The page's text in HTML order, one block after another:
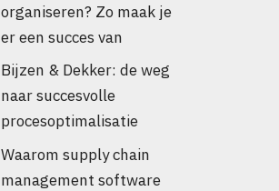
organiseren? Zo maak je
er een succes van
Bijzen & Dekker: de weg
naar succesvolle
procesoptimalisatie
Waarom supply chain
management software